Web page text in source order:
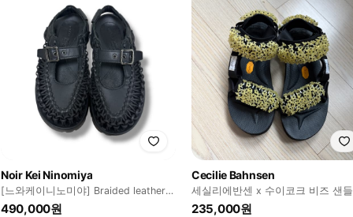
Noir Kei Ninomiya
[느와케이니노미야] Braided leather
sandals
490,000원
Cecilie Bahnsen
세실리에반센 x 수이코크 비즈 샌들
230
235,000원